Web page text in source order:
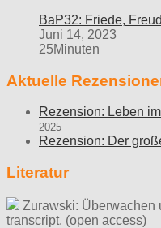
BaP32: Friede,
Juni 14, 2023
25Minuten
Aktuelle
Rezension: Leben
2025
Rezension: Der
Literatur
Zurawski: Überwachen
transcript. (open access)